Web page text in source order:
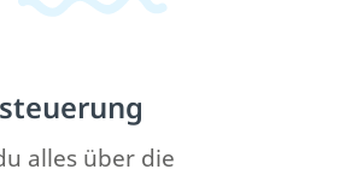
alles über die